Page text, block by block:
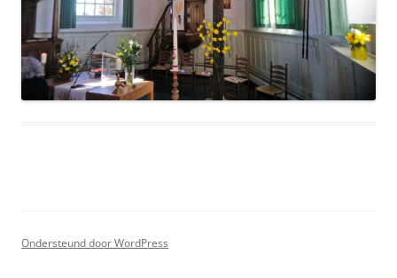
Ondersteund door WordPress